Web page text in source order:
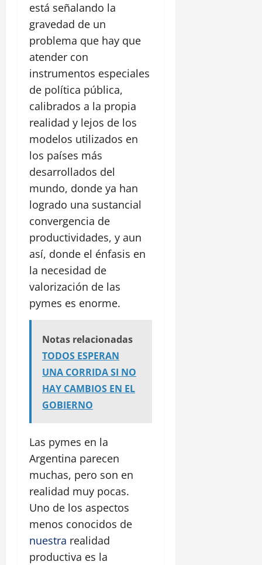
está señalando la
gravedad de un
problema que hay que
atender con
instrumentos especiales
de política pública,
calibrados a la propia
realidad y lejos de los
modelos utilizados en
los países más
desarrollados del
mundo, donde ya han
logrado una sustancial
convergencia de
productividades, y aun
así, donde el énfasis en
la necesidad de
valorización de las
pymes es enorme.
Notas relacionadas
TODOS ESPERAN
UNA CORRIDA SI NO
HAY CAMBIOS EN EL
GOBIERNO
Las pymes en la
Argentina parecen
muchas, pero son en
realidad muy pocas.
Uno de los aspectos
menos conocidos de
nuestra realidad
productiva es la